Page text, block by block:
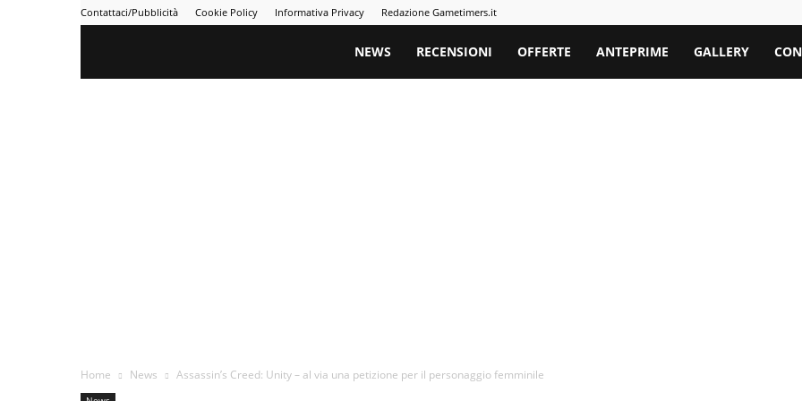
Contattaci/Pubblicità Cookie Policy Informativa Privacy Redazione Gametimers.it
Gametimers
NEWS RECENSIONI OFFERTE ANTEPRIME GALLERY
Home News Assassin’s Creed: Unity – al via una petizione per il personaggio femminile